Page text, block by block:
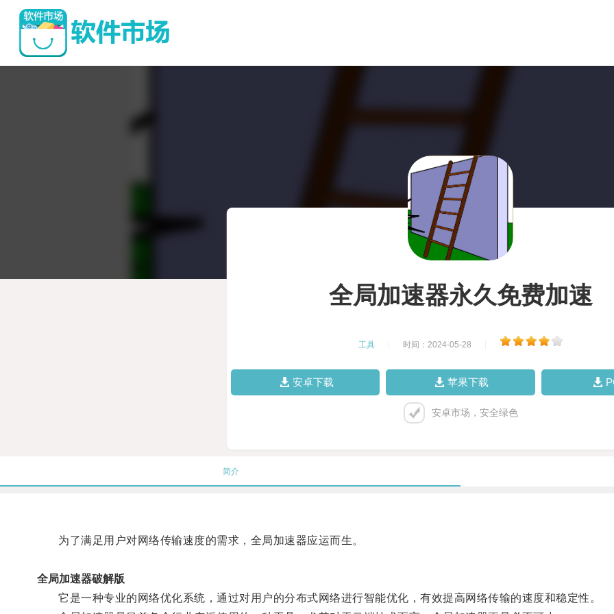
全局加速器永久免费加速
工具 时间：2024-05-28
安卓下载 苹果下载
安卓市场，安全绿色
简介
为了满足用户对网络传输速度的需求，全局加速器应运而生。
全局加速器破解版
它是一种专业的网络优化系统，通过对用户的分布式网络进行智能优化，有效提高网络传输的速度和稳定性。